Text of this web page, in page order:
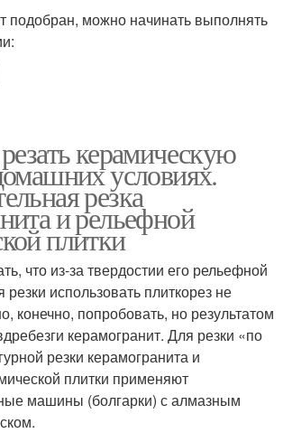
подобран, можно начинать выполнять
керамическую
условиях.
резка
и рельефной
плитки
что из-за твердостии его рельефной
резки использовать плиткорез не
конечно, попробовать, но результатом
керамогранит. Для резки «по
резки керамогранита и
плитки применяют
машины (болгарки) с алмазным